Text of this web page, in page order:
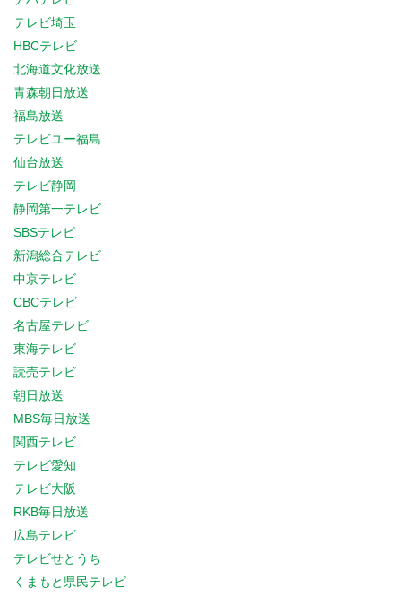
テレビ埼玉
HBCテレビ
北海道文化放送
青森朝日放送
福島放送
テレビユー福島
仙台放送
テレビ静岡
静岡第一テレビ
SBSテレビ
新潟総合テレビ
中京テレビ
CBCテレビ
名古屋テレビ
東海テレビ
読売テレビ
朝日放送
MBS毎日放送
関西テレビ
テレビ愛知
テレビ大阪
RKB毎日放送
広島テレビ
テレビせとうち
くまもと県民テレビ